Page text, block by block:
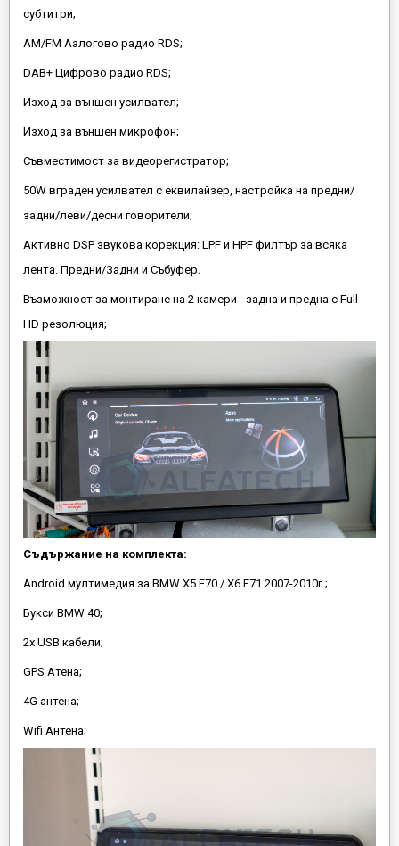
субтитри;
AM/FM Аалогово радио RDS;
DAB+ Цифрово радио RDS;
Изход за външен усилвател;
Изход за външен микрофон;
Съвместимост за видеорегистратор;
50W вграден усилвател с еквилайзер, настройка на предни/
задни/леви/десни говорители;
Активно DSP звукова корекция: LPF и HPF филтър за всяка
лента. Предни/Задни и Събуфер.
Възможност за монтиране на 2 камери - задна и предна с Full
HD резолюция;
Съдържание на комплекта:
Android мултимедия за BMW X5 E70 / X6 E71 2007-2010г ;
Букси BMW 40;
2х USB кабели;
GPS Атена;
4G антена;
Wifi Антена;